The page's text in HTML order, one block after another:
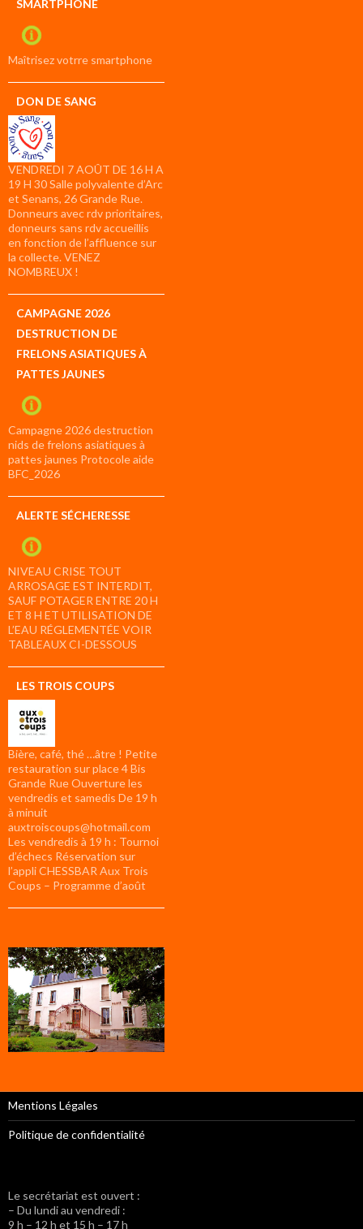
compte
SMARTPHONE
Maîtrisez votrre smartphone
DON DE SANG
VENDREDI 7 AOÛT DE 16 H A
19 H 30 Salle polyvalente d’Arc
et Senans, 26 Grande Rue.
Donneurs avec rdv prioritaires,
donneurs sans rdv accueillis
en fonction de l’affluence sur
la collecte. VENEZ
NOMBREUX !
CAMPAGNE 2026
DESTRUCTION DE
FRELONS ASIATIQUES À
PATTES JAUNES
Campagne 2026 destruction
nids de frelons asiatiques à
pattes jaunes Protocole aide
BFC_2026
ALERTE SÉCHERESSE
NIVEAU CRISE TOUT
ARROSAGE EST INTERDIT,
SAUF POTAGER ENTRE 20 H
ET 8 H ET UTILISATION DE
L’EAU RÉGLEMENTÉE VOIR
TABLEAUX CI-DESSOUS
LES TROIS COUPS
Bière, café, thé …âtre ! Petite
restauration sur place 4 Bis
Grande Rue Ouverture les
vendredis et samedis De 19 h
à minuit
auxtroiscoups@hotmail.com
Les vendredis à 19 h : Tournoi
d’échecs Réservation sur
l’appli CHESSBAR Aux Trois
Coups – Programme d’août
Mentions Légales
Politique de confidentialité
Le secrétariat est ouvert :
– Du lundi au vendredi :
9 h – 12 h et 15 h – 17 h